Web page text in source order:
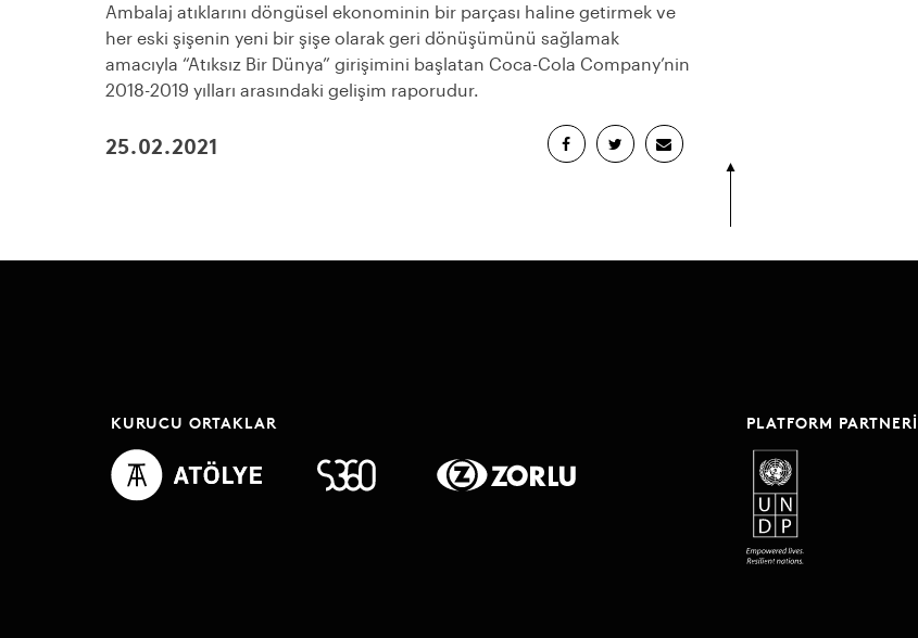
Ambalaj atıklarını döngüsel ekonominin bir parçası haline getirmek ve
her eski şişenin yeni bir şişe olarak geri dönüşümünü sağlamak
amacıyla “Atıksız Bir Dünya” girişimini başlatan Coca-Cola Company’nin
2018-2019 yılları arasındaki gelişim raporudur.
25.02.2021
KURUCU ORTAKLAR PLATFORM PARTNERI